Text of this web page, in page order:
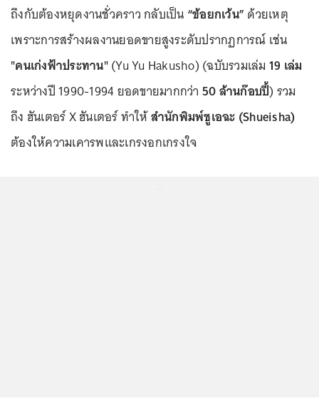
ถึงกับต้องหยุดงานชั่วคราว กลับเป็น “ข้อยกเว้น” ด้วยเหตุ
เพราะการสร้างผลงานยอดขายสูงระดับปรากฏการณ์ เช่น
"คนเก่งฟ้าประทาน"(Yu Yu Hakusho) (ฉบับรวมเล่ม 19 เล่ม
ระหว่างปี 1990-1994 ยอดขายมากกว่า 50 ล้านก๊อบปี้) รวม
ถึง ฮันเตอร์ X ฮันเตอร์ ทำให้สำนักพิมพ์ชูเอฉะ (Shueisha)
ต้องให้ความเคารพและเกรงอกเกรงใจ